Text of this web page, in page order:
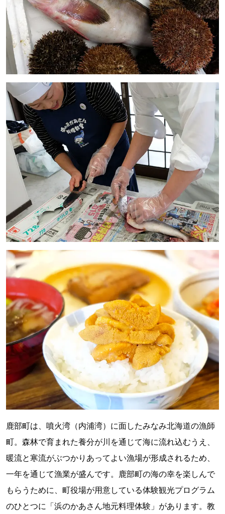
鹿部町は、噴火湾（内浦湾）に面したみなみ北海道の漁師
町。森林で育まれた養分が川を通じて海に流れ込むうえ、
暖流と寒流がぶつかりあってよい漁場が形成されるため、
一年を通じて漁業が盛んです。鹿部町の海の幸を楽しんで
もらうために、町役場が用意している体験観光プログラム
のひとつに「浜のかあさん地元料理体験」があります。教